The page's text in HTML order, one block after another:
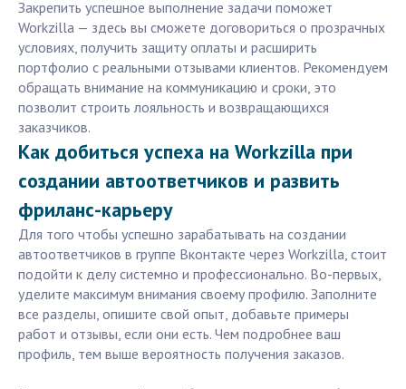
Закрепить успешное выполнение задачи поможет
Workzilla — здесь вы сможете договориться о прозрачных
условиях, получить защиту оплаты и расширить
портфолио с реальными отзывами клиентов. Рекомендуем
обращать внимание на коммуникацию и сроки, это
позволит строить лояльность и возвращающихся
заказчиков.
Как добиться успеха на Workzilla при
создании автоответчиков и развить
фриланс-карьеру
Для того чтобы успешно зарабатывать на создании
автоответчиков в группе Вконтакте через Workzilla, стоит
подойти к делу системно и профессионально. Во-первых,
уделите максимум внимания своему профилю. Заполните
все разделы, опишите свой опыт, добавьте примеры
работ и отзывы, если они есть. Чем подробнее ваш
профиль, тем выше вероятность получения заказов.